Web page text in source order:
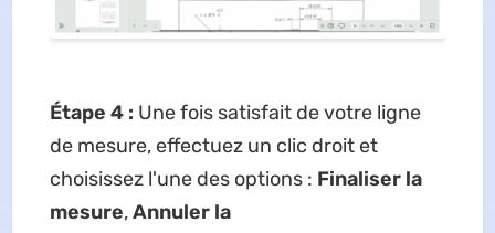
Étape 4 : Une fois satisfait de votre ligne
de mesure, effectuez un clic droit et
choisissez l'une des options : Finaliser la
mesure,Annuler la